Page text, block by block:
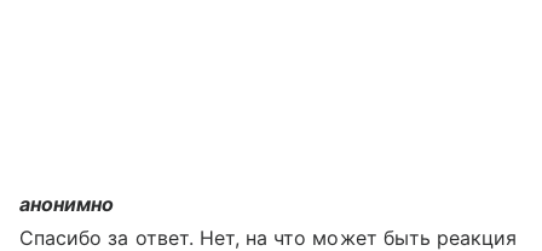
анонимно
Спасибо за ответ. Нет, на что может быть реакция